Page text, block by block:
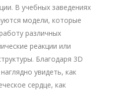
В учебных заведениях
модели, которые
различных
реакции или
Благодаря 3D
увидеть, как
сердце, как